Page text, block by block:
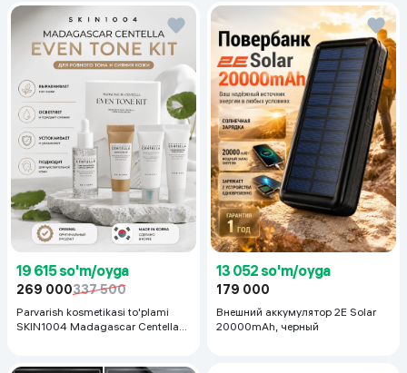
19 615 so'm/oyga
269 000337 500
Parvarish kosmetikasi to'plami
SKIN1004 Madagascar Centella
13 052 so'm/oyga
179 000
Внешний аккумулятор 2E Solar
20000mAh, черный